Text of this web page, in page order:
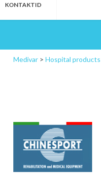
KONTAKTID
Medivar > Hospital products